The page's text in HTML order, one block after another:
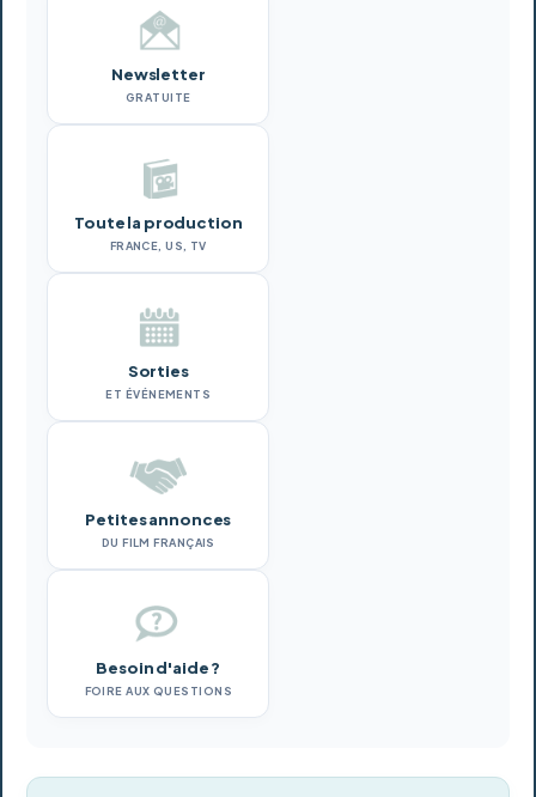
Newsletter
GRATUITE
Toute la production
FRANCE, US, TV
Sorties
ET ÉVÉNEMENTS
Petites annonces
DU FILM FRANÇAIS
Besoin d'aide ?
FOIRE AUX QUESTIONS